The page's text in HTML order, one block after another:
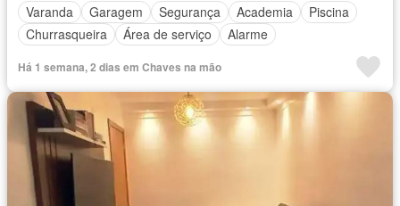
Varanda
Garagem Segurança Academia
Piscina
Churrasqueira
Área de serviço Alarme
Há 1 semana, 2 dias em Chaves na mão